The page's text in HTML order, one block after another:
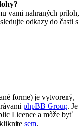
vami nahraných príloh,
odkazy do časti s
forme) je vytvorený,
phpBB Group. Je
Licence a môže byť
sem.